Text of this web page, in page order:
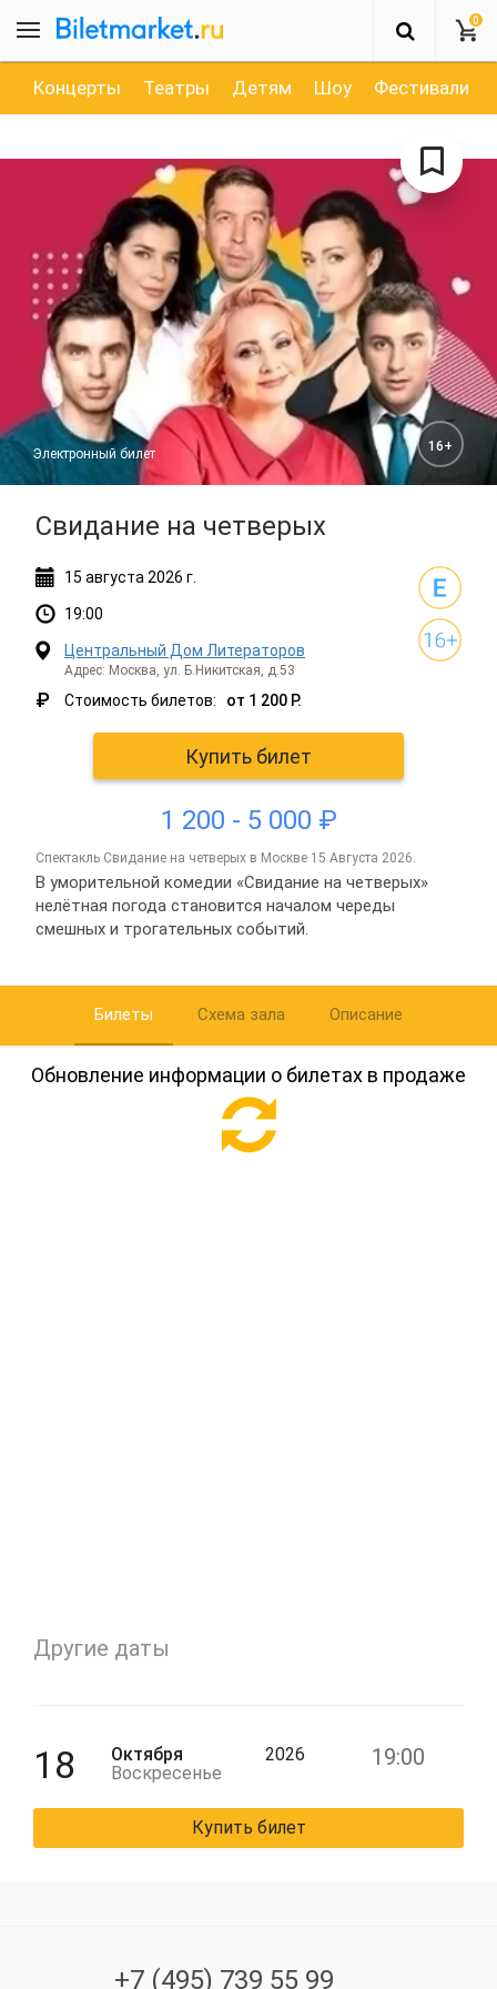
0
Концерты Театры Детям Шоу Фестивали
Свидание на четверых
Электронный билет 16+
15 августа 2026 г.
19:00
Центральный Дом Литераторов
Адрес: Москва, ул. Б.Никитская, д.53
₽ Стоимость билетов: от 1 200 Р.
Купить билет
1 200 - 5 000 ₽
спектакль Свидание на четверых в Москве 15 Августа 2026.
В уморительной комедии «Свидание на четверых»
нелётная погода становится началом череды
смешных и трогательных событий.
Билеты Схема зала Описание
Обновление информации о билетах в продаже
Другие даты
18
Октября
Воскресенье
2026 19:00
Купить билет
+7 (495) 739 55 99